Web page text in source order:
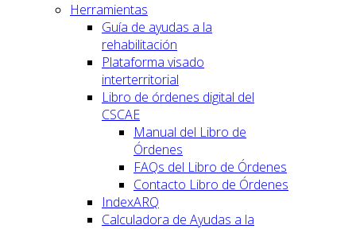
Herramientas
Guía de ayudas a la
rehabilitación
Plataforma visado
interterritorial
Libro de órdenes digital del
CSCAE
Manual del Libro de
Órdenes
FAQs del Libro de Órdenes
Contacto Libro de Órdenes
IndexARQ
Calculadora de Ayudas a la